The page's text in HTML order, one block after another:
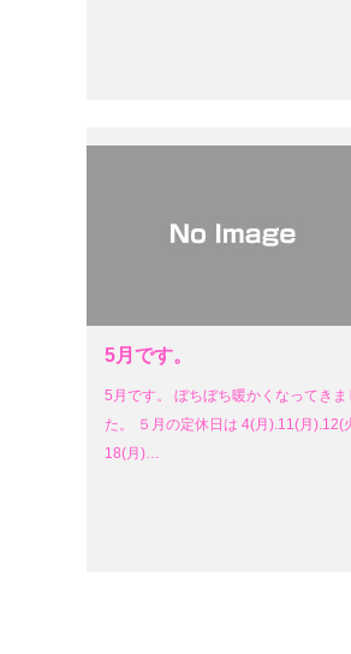
5月です。
5月です。 ぼちぼち暖かくなってきま
た。 ５月の定休日は 4(月).11(月).12(
18(月)…